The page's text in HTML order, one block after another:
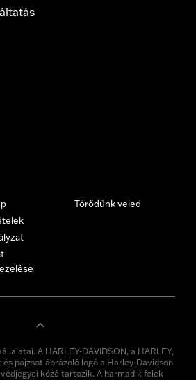
Törődünk veled
A HARLEY-DAVIDSON, a HARLEY,
pajzsot ábrázoló logó a Harley-Davidson
közé tartozik. A harmadik felek